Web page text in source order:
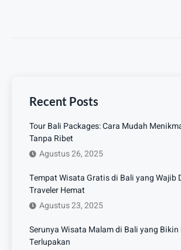
Recent Posts
Tour Bali Packages: Cara Mudah
Tanpa Ribet
Agustus 26, 2025
Tempat Wisata Gratis di Bali yang Wajib
Traveler Hemat
Agustus 23, 2025
Serunya Wisata Malam di Bali yang Bikin
Terlupakan